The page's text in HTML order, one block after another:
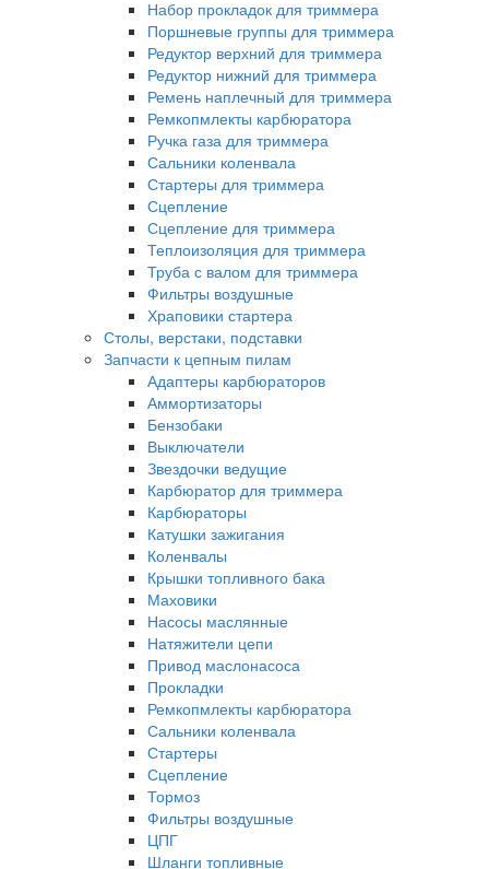
Набор прокладок для триммера
Поршневые группы для триммера
Редуктор верхний для триммера
Редуктор нижний для триммера
Ремень наплечный для триммера
Ремкопмлекты карбюратора
Ручка газа для триммера
Сальники коленвала
Стартеры для триммера
Сцепление
Сцепление для триммера
Теплоизоляция для триммера
Труба с валом для триммера
Фильтры воздушные
Храповики стартера
Столы, верстаки, подставки
Запчасти к цепным пилам
Адаптеры карбюраторов
Аммортизаторы
Бензобаки
Выключатели
Звездочки ведущие
Карбюратор для триммера
Карбюраторы
Катушки зажигания
Коленвалы
Крышки топливного бака
Маховики
Насосы маслянные
Натяжители цепи
Привод маслонасоса
Прокладки
Ремкопмлекты карбюратора
Сальники коленвала
Стартеры
Сцепление
Тормоз
Фильтры воздушные
ЦПГ
Шланги топливные